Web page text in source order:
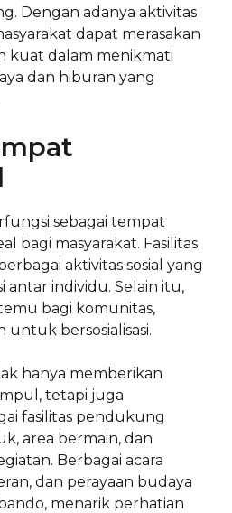
Dengan adanya aktivitas
dapat merasakan
kuat dalam menikmati
dan hiburan yang
sebagai tempat
bagi masyarakat. Fasilitas
aktivitas sosial yang
antar individu. Selain itu,
bagi komunitas,
untuk bersosialisasi.
hanya memberikan
tetapi juga
fasilitas pendukung
area bermain, dan
Berbagai acara
dan perayaan budaya
menarik perhatian